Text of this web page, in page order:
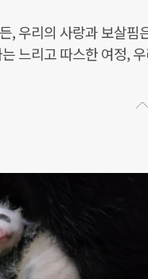
, 우리의 사랑과 보살
느리고 따스한 여정,